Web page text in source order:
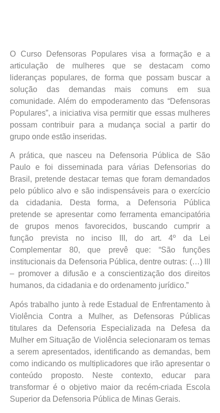
O Curso Defensoras Populares visa a formação e a
articulação de mulheres que se destacam como
lideranças populares, de forma que possam buscar a
solução das demandas mais comuns em sua
comunidade. Além do empoderamento das “Defensoras
Populares”, a iniciativa visa permitir que essas mulheres
possam contribuir para a mudança social a partir do
grupo onde estão inseridas.
A prática, que nasceu na Defensoria Pública de São
Paulo e foi disseminada para várias Defensorias do
Brasil, pretende destacar temas que foram demandados
pelo público alvo e são indispensáveis para o exercício
da cidadania. Desta forma, a Defensoria Pública
pretende se apresentar como ferramenta emancipatória
de grupos menos favorecidos, buscando cumprir a
função prevista no inciso III, do art. 4º da Lei
Complementar 80, que prevê que: “São funções
institucionais da Defensoria Pública, dentre outras: (…) III
– promover a difusão e a conscientização dos direitos
humanos, da cidadania e do ordenamento jurídico.”
Após trabalho junto à rede Estadual de Enfrentamento à
Violência Contra a Mulher, as Defensoras Públicas
titulares da Defensoria Especializada na Defesa da
Mulher em Situação de Violência selecionaram os temas
a serem apresentados, identificando as demandas, bem
como indicando os multiplicadores que irão apresentar o
conteúdo proposto. Neste contexto, educar para
transformar é o objetivo maior da recém-criada Escola
Superior da Defensoria Pública de Minas Gerais.